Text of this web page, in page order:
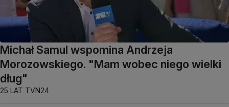
Michał Samul wspomina Andrzeja
Morozowskiego. "Mam wobec niego wielki
dług"
25 LAT TVN24